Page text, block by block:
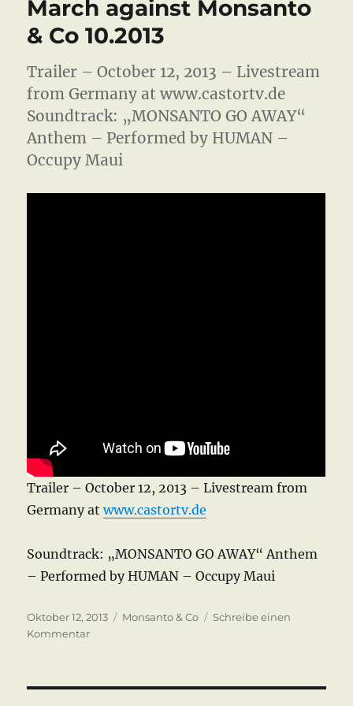
Support
Station
March against Monsanto
& Co 10.2013
Trailer – October 12, 2013 – Livestream
from Germany at www.castortv.de
Soundtrack: „MONSANTO GO AWAY“
Anthem – Performed by HUMAN –
Occupy Maui
Trailer – October 12, 2013 – Livestream from
Germany atwww.castortv.de
Soundtrack: „MONSANTO GO AWAY“ Anthem
– Performed by HUMAN – Occupy Maui
Veröffentlicht
am
Oktober 12, 2013 Kategorien
Monsanto & Co
Schreibe einen
Kommentarzu